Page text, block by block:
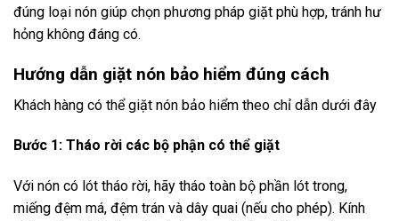
đúng loại nón giúp chọn phương pháp giặt phù hợp, tránh hư
hỏng không đáng có.
Hướng dẫn giặt nón bảo hiểm đúng cách
Khách hàng có thể giặt nón bảo hiểm theo chỉ dẫn dưới đây
Bước 1: Tháo rời các bộ phận có thể giặt
Với nón có lót tháo rời, hãy tháo toàn bộ phần lót trong,
miếng đệm má, đệm trán và dây quai (nếu cho phép). Kính